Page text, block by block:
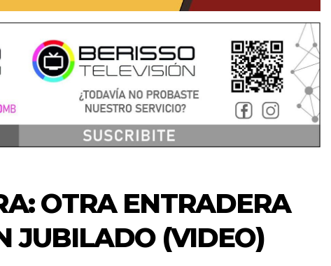
OTRA ENTRADERA
JUBILADO (VIDEO)